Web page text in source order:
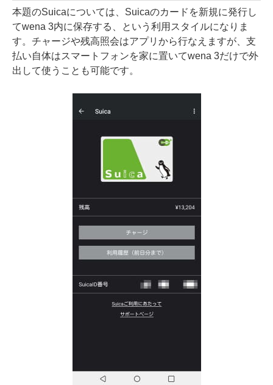
本題のSuicaについては、Suicaのカードを新規に発行し
てwena 3内に保存する、という利用スタイルになりま
す。チャージや残高照会はアプリから行なえますが、支
払い自体はスマートフォンを家に置いてwena 3だけで外
出して使うことも可能です。